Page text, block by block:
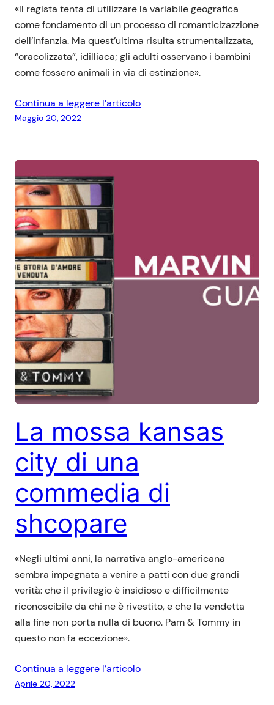
«Il regista tenta di utilizzare la variabile geografica
come fondamento di un processo di romanticizazzione
dell’infanzia. Ma quest’ultima risulta strumentalizzata,
“oracolizzata”, idilliaca; gli adulti osservano i bambini
come fossero animali in via di estinzione».
Continua a leggere l’articolo
Maggio 20, 2022
La mossa kansas
city di una
commedia di
shcopare
«Negli ultimi anni, la narrativa anglo-americana
sembra impegnata a venire a patti con due grandi
verità: che il privilegio è insidioso e difficilmente
riconoscibile da chi ne è rivestito, e che la vendetta
alla fine non porta nulla di buono. Pam & Tommy in
questo non fa eccezione».
Continua a leggere l’articolo
Aprile 20, 2022